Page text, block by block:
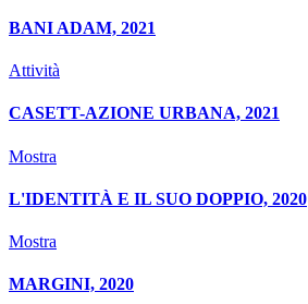
BANI ADAM, 2021
Attività
CASETT-AZIONE URBANA, 2021
Mostra
L'IDENTITÀ E IL SUO DOPPIO, 2020
Mostra
MARGINI, 2020